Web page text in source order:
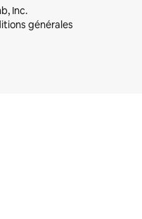
Inc.
générales